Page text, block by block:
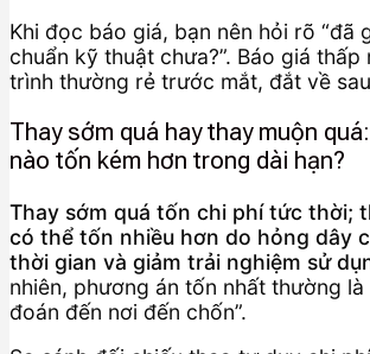
Khi đọc báo giá, bạn nên hỏi rõ “đã
chuẩn kỹ thuật chưa?”. Báo giá
trình thường rẻ trước mắt, đắt về
Thay sớm quá hay thay muộn
nào tốn kém hơn trong dài hạn?
Thay sớm quá tốn chi phí tức thời;
có thể tốn nhiều hơn do hỏng dây
thời gian và giảm trải nghiệm sử
nhiên, phương án tốn nhất thường là
đoán đến nơi đến chốn”.